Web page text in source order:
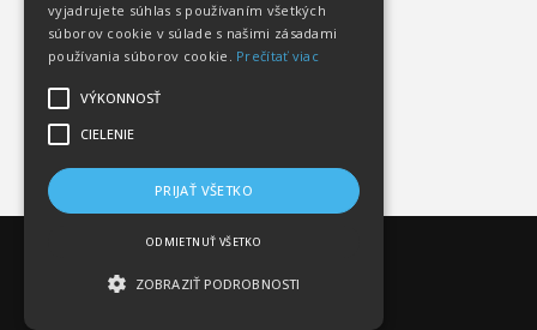
vyjadrujete súhlas s používaním všetkých
súborov cookie v súlade s našimi zásadami
používania súborov cookie. Prečítať viac
VÝKONNOSŤ
CIELENIE
PRIJAŤ VŠETKO
ODMIETNUŤ VŠETKO
ZOBRAZIŤ PODROBNOSTI